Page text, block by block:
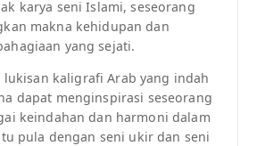
karya seni Islami, seseorang
makna kehidupan dan
yang sejati.
lukisan kaligrafi Arab yang indah
dapat menginspirasi seseorang
keindahan dan harmoni dalam
pula dengan seni ukir dan seni